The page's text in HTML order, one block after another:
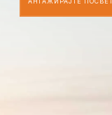
АНГАЖИРАЈТЕ